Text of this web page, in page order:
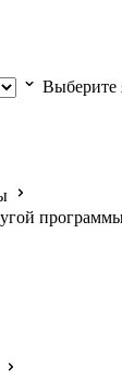
Выберите